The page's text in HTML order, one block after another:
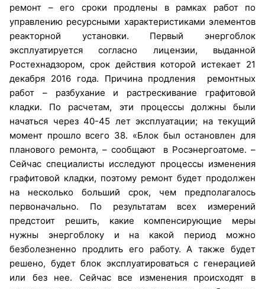
ремонт – его сроки продлены в рамках работ по
управлению ресурсными характеристиками элементов
реакторной установки. Первый энергоблок
эксплуатируется согласно лицензии, выданной
Ростехнадзором, срок действия которой истекает 21
декабря 2016 года. Причина продления ремонтных
работ – разбухание и растрескивание графитовой
кладки. По расчетам, эти процессы должны были
начаться через 40-45 лет эксплуатации; на текущий
момент прошло всего 38. «Блок был остановлен для
планового ремонта, – сообщают в Росэнергоатоме. –
Сейчас специалисты исследуют процессы изменения
графитовой кладки, поэтому ремонт будет продолжен
на несколько больший срок, чем предполагалось
первоначально. По результатам всех измерений
предстоит решить, какие компенсирующие меры
нужны энергоблоку и на какой период можно
безболезненно продлить его работу. А также будет
решено, будет блок эксплуатироваться с генерацией
или без нее. Сейчас все изменения происходят в